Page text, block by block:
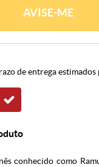
AVISE-ME
de entrega estimados
conhecido como